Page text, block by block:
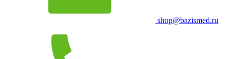
shop@bazismed.ru